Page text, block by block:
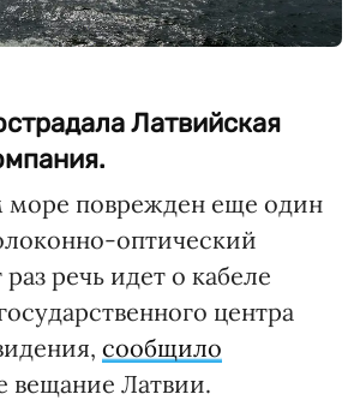
Латвийская
море поврежден еще один
оптический
раз речь идет о кабеле
центра
сообщило
вещание Латвии.